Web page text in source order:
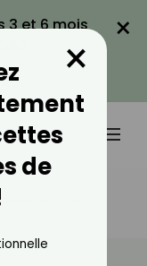
3 et 6 mois
×
Réussie ?
de
×